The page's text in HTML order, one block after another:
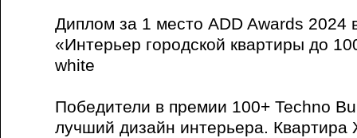
Диплом за 1 место ADD Awards 2024
«Интерьер городской квартиры до
white
Победители в премии 100+ Techno
лучший дизайн интерьера.